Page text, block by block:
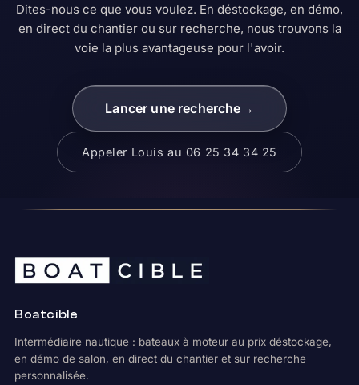
Dites-nous ce que vous voulez. En déstockage, en démo,
en direct du chantier ou sur recherche, nous trouvons la
voie la plus avantageuse pour l'avoir.
Lancer une recherche →
Appeler Louis au 06 25 34 34 25
Boatcible
Intermédiaire nautique : bateaux à moteur au prix déstockage,
en démo de salon, en direct du chantier et sur recherche
personnalisée.